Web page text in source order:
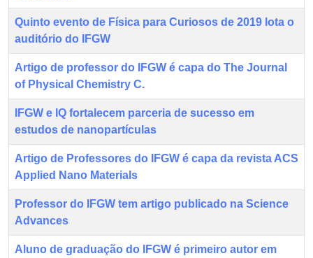
Quinto evento de Física para Curiosos de 2019 lota o
auditório do IFGW
Artigo de professor do IFGW é capa do The Journal
of Physical Chemistry C.
IFGW e IQ fortalecem parceria de sucesso em
estudos de nanopartículas
Artigo de Professores do IFGW é capa da revista ACS
Applied Nano Materials
Professor do IFGW tem artigo publicado na Science
Advances
Aluno de graduação do IFGW é primeiro autor em